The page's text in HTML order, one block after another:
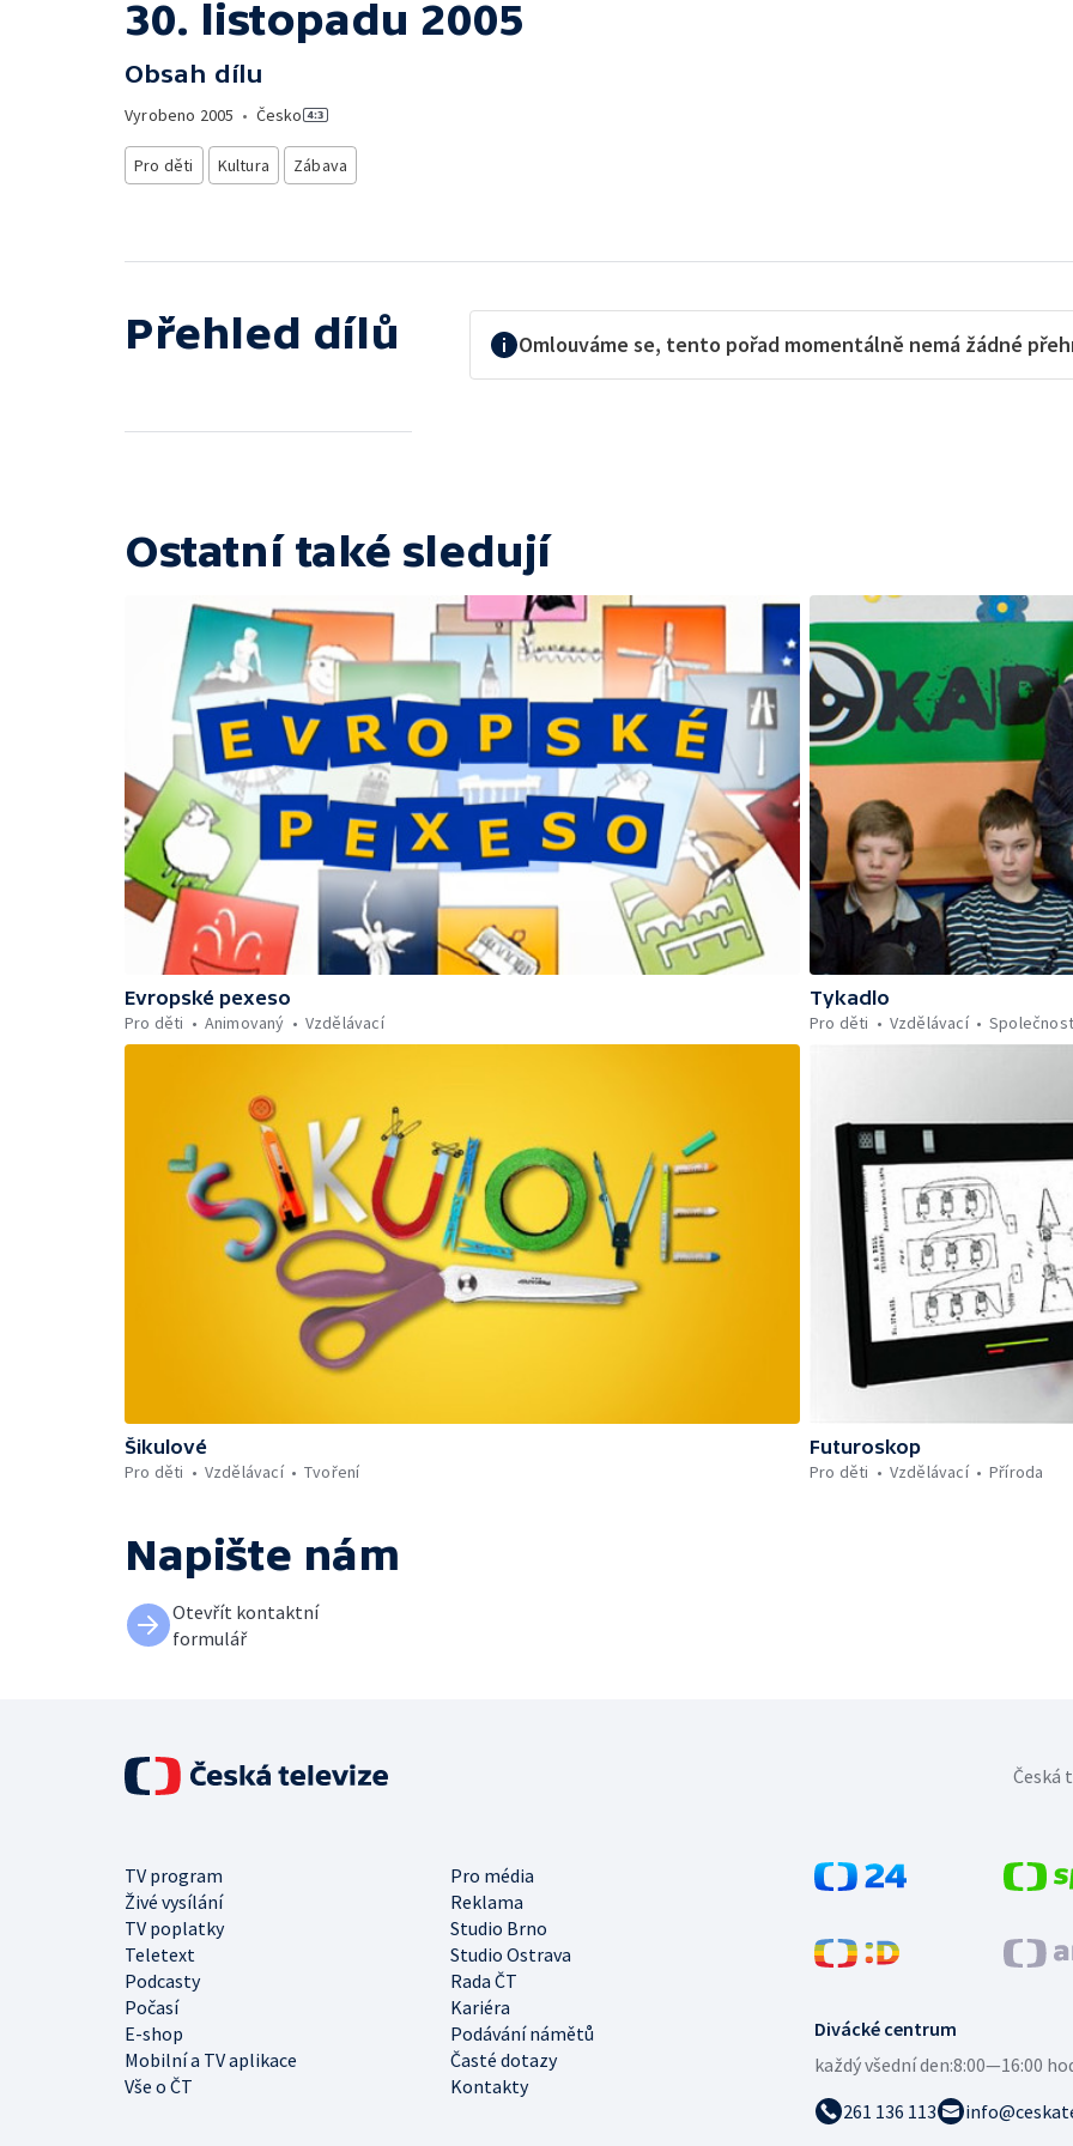
30. listopadu 2005
Obsah dílu
Vyrobeno 2005 • Česko
Pro děti Kultura Zábava
Přehled dílů Omlouváme se, tento pořad momentálně nemá žádné
Ostatní také sledují
Evropské pexeso
Pro děti
Animovaný Vzdělávací
Tykadlo
Pro děti
Vzdělávací
Šikulové
Pro děti
Vzdělávací Tvoření
Futuroskop
Pro děti
Vzdělávací Příroda
Napište nám
Otevřít kontaktní
formulář
Divácké centrum
každý všední den:8:00—16:00
261 136 113
TV program
Pro média
Živé vysílání
Reklama
TV poplatky
Studio Brno
Teletext
Studio Ostrava
Podcasty
Rada ČT
Počasí
Kariéra
E-shop
Podávání námětů
Mobilní a TV aplikace
Časté dotazy
Vše o ČT
Kontakty
Česká